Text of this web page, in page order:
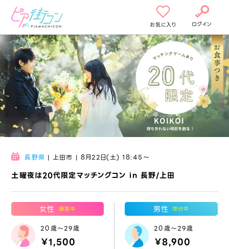
お気に入り ログイン
土曜夜は20代限定マッチングコン in 長野/上田
長野県 | 上田市 | 8月22日(土) 18:45〜
女性 調整中
20歳～29歳
￥1,500
男性 受付中
20歳～29歳
￥8,900